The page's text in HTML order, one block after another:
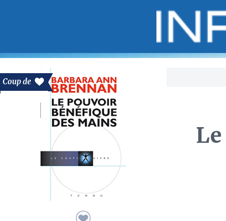
Coup de